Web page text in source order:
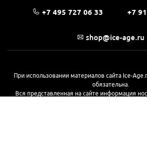
+7 495 727 06 33 +7
shop@ice-age.ru
При использовании материалов сайта Ice-
обязательна.
Вся представленная на сайте информация